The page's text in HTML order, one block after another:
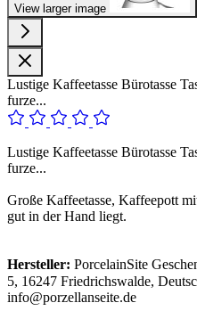
View larger image
Lustige Kaffeetasse Bürotasse
furze...
Lustige Kaffeetasse Bürotasse
furze...
Große Kaffeetasse, Kaffeepott
gut in der Hand liegt.
Hersteller: PorcelainSite
5, 16247 Friedrichswalde,
info@porzellanseite.de